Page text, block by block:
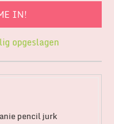
opgeslagen
pencil jurk